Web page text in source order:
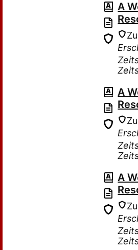
A
A
A